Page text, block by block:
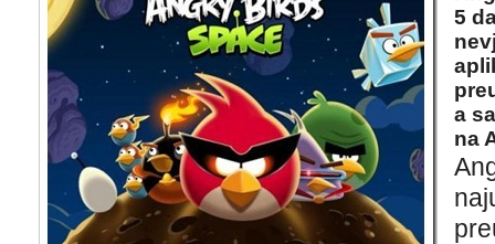
5
a
na